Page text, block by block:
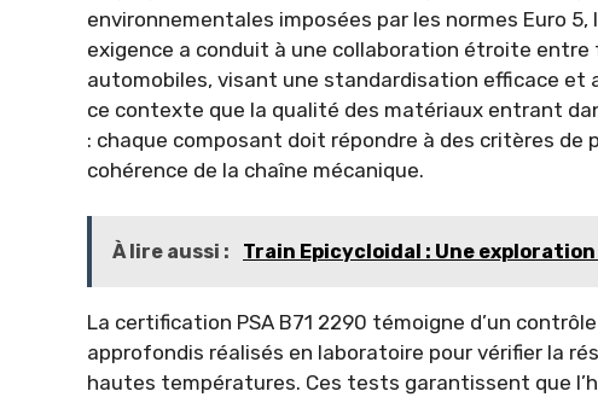
environnementales imposées par les normes Euro
exigence a conduit à une collaboration étroite
automobiles, visant une standardisation efficace et
ce contexte que la qualité des matériaux entrant
: chaque composant doit répondre à des critères de
cohérence de la chaîne mécanique.
À lire aussi : Train Epicycloidal : Une
La certification PSA B71 2290 témoigne d’un
approfondis réalisés en laboratoire pour vérifier la
hautes températures. Ces tests garantissent que